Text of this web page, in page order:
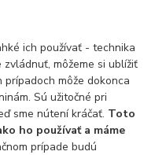
ich používať - technika
môžeme si ublížiť
môže dokonca
Sú užitočné pri
sme nútení kráčať. Toto
ho používať a máme
prípade budú